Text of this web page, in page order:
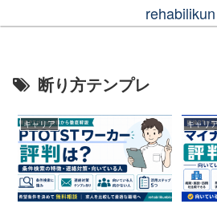
rehabilikun
断り方テンプレ
キャリア キャリ